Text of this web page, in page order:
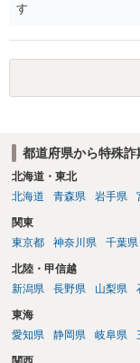
す
都道府県から特殊
北海道・東北
北海道
青森県 岩手県
関東
東京都
神奈川県 千葉県
北陸・甲信越
新潟県
長野県 山梨県
東海
愛知県
静岡県 岐阜県